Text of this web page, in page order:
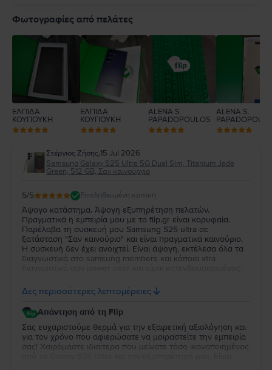
4
Φωτογραφίες από πελάτες
ΕΛΠΙΔΑ
ΚΟΥΠΟΥΚΗ
ΕΛΠΙΔΑ
ΚΟΥΠΟΥΚΗ
ALENA S.
PAPADOPOULOS
ALENA S.
Στέργιος Ζήσης,15 Jul 2026
Samsung Galaxy S25 Ultra 5G Dual Sim, Titanium Jade
Green, 512 GB, Σαν καινούργιο
5/5 Επαληθευμένη κριτική
Άψογο κατάστημα. Άψογη εξυπηρέτηση πελατών.
Πραγματικά η εμπειρία μου με το flip.gr είναι καρυφαία.
Παρέλαβα τη συσκευή μου Samsung S25 ultra σε
ξατάσταση "Σαν καινούριο" και είναι πραγματικά καινούριο.
Η συσκευή δεν έχει ανοιχτεί. Είναι άψογη, εκτέλεσα όλα τα
διαγνωστικά στο samsung members και κάποια xtra
ανεπιφύλακτα να δοκιμάσετε το συγκεκριμένο κατάστημα.
Αν κάτι δεν σας ταιριάζει μπορείτε να επιστρέψετε τη
συσκευή εντός 30 ημερών. Έχω 2 χρόνια εγγύηση από το
flip.gr και επίσης η συσκευή είναι ακόμη εντός της εγγύησης
της samsung. Ένα μεγάλο ευχαριστώ σε όλη την ομάδα του
flip.gr. Η συνολική μου εμπειρία είναι 10+!!
Δες περισσότερες λεπτομέρειες
Απάντηση από τη Flip
Σας ευχαριστούμε θερμά για την εξαιρετική αξιολόγηση και
για τον χρόνο που αφιερώσατε να μοιραστείτε την εμπειρία
σας! Χαιρόμαστε ιδιαίτερα που μείνατε τόσο ικανοποιημένος